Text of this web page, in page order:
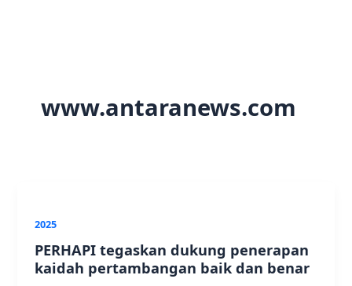
www.antaranews.com
2025
PERHAPI tegaskan dukung penerapan
kaidah pertambangan baik dan benar